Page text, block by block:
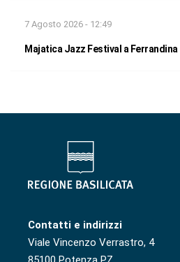
7 Agosto 2026 - 12:49
Majatica Jazz Festival a Ferrandina
Contatti e indirizzi
Viale Vincenzo Verrastro, 4